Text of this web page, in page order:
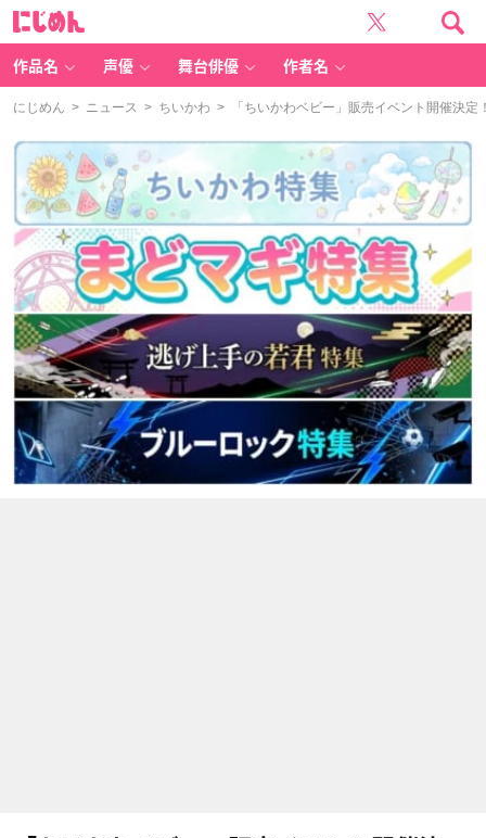
作品名 声優 舞台俳優 作者名
にじめん > ニュース > ちいかわ > 「ちいかわベビー」販売イベント開催決定